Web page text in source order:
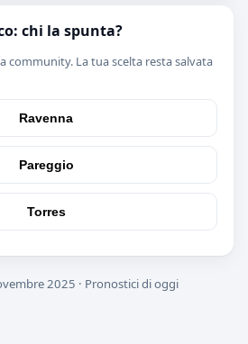
chi la spunta?
community. La tua scelta resta salvata
Ravenna
Pareggio
Torres
2025 · Pronostici di oggi